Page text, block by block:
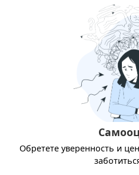
Обретете уверенность и